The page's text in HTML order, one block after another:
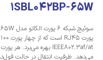
1SBL042BP-65W